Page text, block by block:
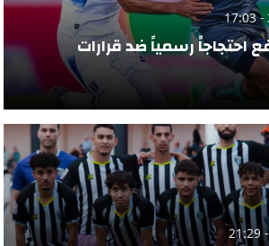
احتجاجاً رسمياً ضد قرارات